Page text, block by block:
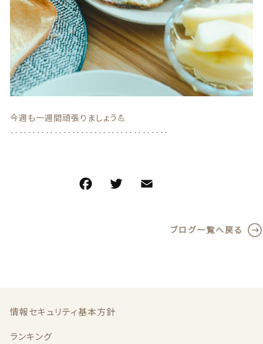
今週も一週間頑張りましょう💪
‥‥‥‥‥‥‥‥‥‥‥‥‥‥‥‥‥‥
k
ai
ブログ一覧へ戻る
情報セキュリティ基本方針
ランキング
看板犬こうめ YouTube
808青果店 公式YouTube
© 2021 株式会社YAOHACHI